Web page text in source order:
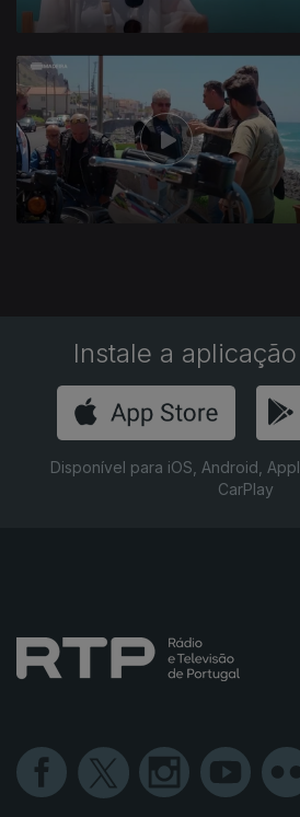
702725
Instale a aplicação
Disponível para iOS, Android,
CarPlay